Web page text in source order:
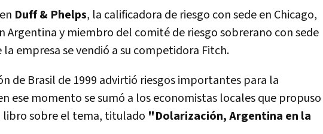
Duff & Phelps, la calificadora de riesgo con sede en Chicago,
Argentina y miembro del comité de riesgo sobrerano con sede
la empresa se vendió a su competidora Fitch.
de Brasil de 1999 advirtió riesgos importantes para la
ese momento se sumó a los economistas locales que propuso
libro sobre el tema, titulado "Dolarización, Argentina en la